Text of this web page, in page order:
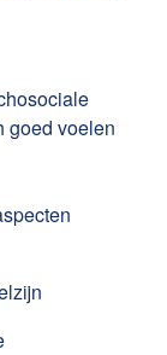
goed voelen